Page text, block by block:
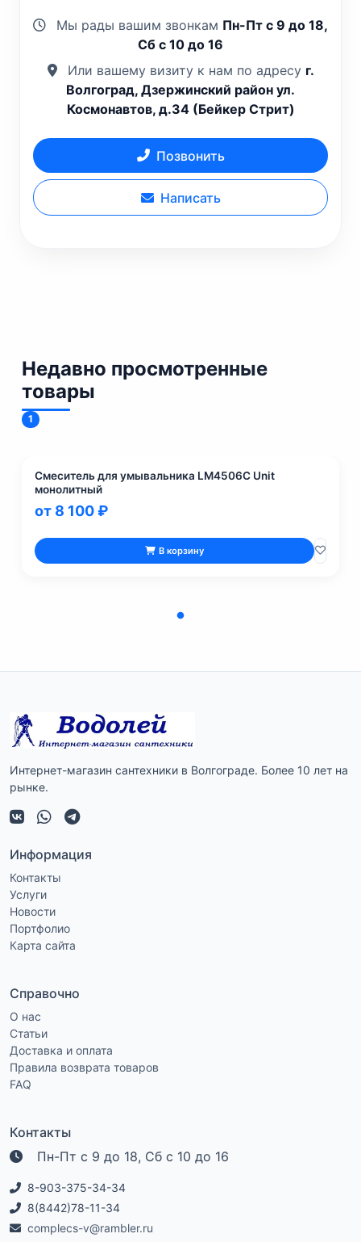
Мы рады вашим звонкам Пн-Пт с 9 до 18,
Сб с 10 до 16
Или вашему визиту к нам по адресу г.
Волгоград, Дзержинский район ул.
Космонавтов, д.34 (Бейкер Стрит)
Позвонить
Написать
Недавно просмотренные
товары
1
Смеситель для умывальника LM4506C Unit
монолитный
от 8 100 ₽
В корзину
Интернет-магазин сантехники в Волгограде. Более 10 лет на
рынке.
Информация
Контакты
Услуги
Новости
Портфолио
Карта сайта
Справочно
О нас
Статьи
Доставка и оплата
Правила возврата товаров
FAQ
Контакты
Пн-Пт с 9 до 18, Сб с 10 до 16
8-903-375-34-34
8(8442)78-11-34
complecs-v@rambler.ru